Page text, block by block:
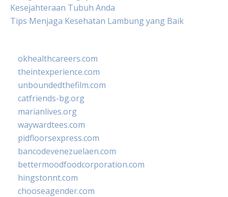
Kesejahteraan Tubuh Anda
Tips Menjaga Kesehatan Lambung yang Baik
okhealthcareers.com
theintexperience.com
unboundedthefilm.com
catfriends-bg.org
marianlives.org
waywardtees.com
pidfloorsexpress.com
bancodevenezuelaen.com
bettermoodfoodcorporation.com
hingstonnt.com
chooseagender.com